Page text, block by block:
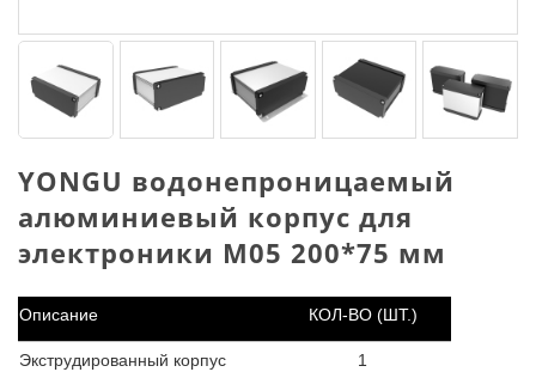
YONGU водонепроницаемый
алюминиевый корпус для
электроники M05 200*75 мм
Описание КОЛ-ВО (ШТ.)
Экструдированный корпус 1